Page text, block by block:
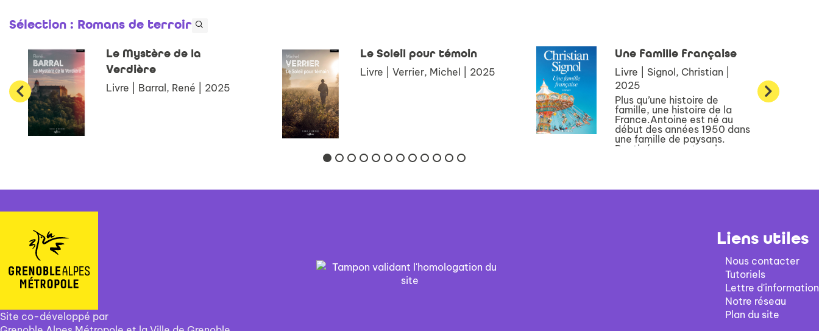
Sélection : Romans de terroir
Le Mystère de la
Verdière
Livre | Barral, René | 2025
Le Soleil pour témoin
Livre | Verrier, Michel | 2025
Une famille française
Livre | Signol, Christian |
2025
Plus qu’une histoire de
famille, une histoire de la
France.Antoine est né au
début des années 1950 dans
une famille de paysans.
Destiné comme tous les
Site co-développé par
Liens utiles
Nous contacter
Tutoriels
Lettre d'information
Notre réseau
Plan du site